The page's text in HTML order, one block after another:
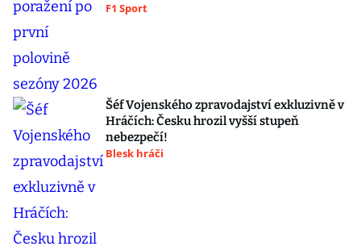
F1 Sport
Šéf Vojenského zpravodajství exkluzivně v
Hráčích: Česku hrozil vyšší stupeň
nebezpečí!
Blesk hráči